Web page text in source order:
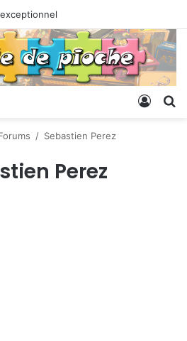
/ Sebastien Perez
Perez